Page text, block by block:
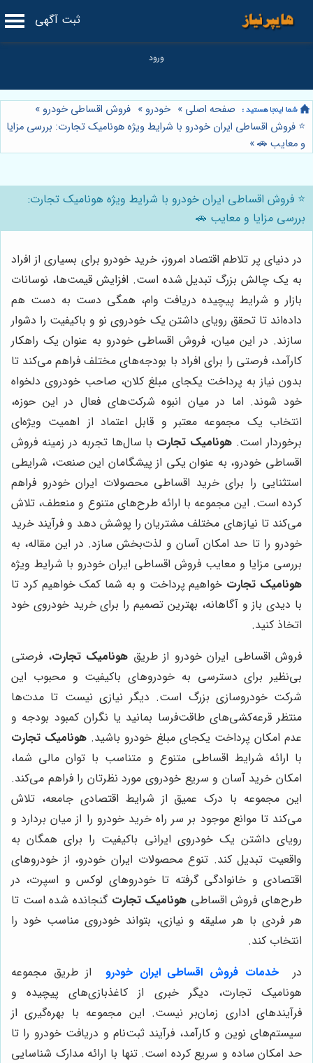
ثبت آگهی
صفحه اصلی » خودرو » فروش اقساطی خودرو »
⭐️ فروش اقساطی ایران خودرو با شرایط ویژه هونامیک تجارت: بررسی مزایا
و معایب 🚗»
⭐️ فروش اقساطی ایران خودرو با شرایط ویژه هونامیک تجارت:
بررسی مزایا و معایب 🚗
در دنیای پر تلاطم اقتصاد امروز، خرید خودرو برای بسیاری از افراد
به یک چالش بزرگ تبدیل شده است. افزایش قیمت‌ها، نوسانات
بازار و شرایط پیچیده دریافت وام، همگی دست به دست هم
داده‌اند تا تحقق رویای داشتن یک خودروی نو و باکیفیت را دشوار
سازند. در این میان، فروش اقساطی خودرو به عنوان یک راهکار
کارآمد، فرصتی را برای افراد با بودجه‌های مختلف فراهم می‌کند تا
بدون نیاز به پرداخت یکجای مبلغ کلان، صاحب خودروی دلخواه
خود شوند. اما در میان انبوه شرکت‌های فعال در این حوزه،
انتخاب یک مجموعه معتبر و قابل اعتماد از اهمیت ویژه‌ای
برخوردار است. هونامیک تجارت با سال‌ها تجربه در زمینه فروش
اقساطی خودرو، به عنوان یکی از پیشگامان این صنعت، شرایطی
استثنایی را برای خرید اقساطی محصولات ایران خودرو فراهم
کرده است. این مجموعه با ارائه طرح‌های متنوع و منعطف، تلاش
می‌کند تا نیازهای مختلف مشتریان را پوشش دهد و فرآیند خرید
خودرو را تا حد امکان آسان و لذت‌بخش سازد. در این مقاله، به
بررسی مزایا و معایب فروش اقساطی ایران خودرو با شرایط ویژه
هونامیک تجارت خواهیم پرداخت و به شما کمک خواهیم کرد تا
با دیدی باز و آگاهانه، بهترین تصمیم را برای خرید خودروی خود
اتخاذ کنید.
فروش اقساطی ایران خودرو از طریق هونامیک تجارت، فرصتی
بی‌نظیر برای دسترسی به خودروهای باکیفیت و محبوب این
شرکت خودروسازی بزرگ است. دیگر نیازی نیست تا مدت‌ها
منتظر قرعه‌کشی‌های طاقت‌فرسا بمانید یا نگران کمبود بودجه و
عدم امکان پرداخت یکجای مبلغ خودرو باشید. هونامیک تجارت
با ارائه شرایط اقساطی متنوع و متناسب با توان مالی شما،
امکان خرید آسان و سریع خودروی مورد نظرتان را فراهم می‌کند.
این مجموعه با درک عمیق از شرایط اقتصادی جامعه، تلاش
می‌کند تا موانع موجود بر سر راه خرید خودرو را از میان بردارد و
رویای داشتن یک خودروی ایرانی باکیفیت را برای همگان به
واقعیت تبدیل کند. تنوع محصولات ایران خودرو، از خودروهای
اقتصادی و خانوادگی گرفته تا خودروهای لوکس و اسپرت، در
طرح‌های فروش اقساطی هونامیک تجارت گنجانده شده است تا
هر فردی با هر سلیقه و نیازی، بتواند خودروی مناسب خود را
انتخاب کند.
در
خدمات فروش اقساطی ایران خودرو
از طریق مجموعه
هونامیک تجارت، دیگر خبری از کاغذبازی‌های پیچیده و
فرآیندهای اداری زمان‌بر نیست. این مجموعه با بهره‌گیری از
سیستم‌های نوین و کارآمد، فرآیند ثبت‌نام و دریافت خودرو را تا
حد امکان ساده و سریع کرده است. تنها با ارائه مدارک شناسایی